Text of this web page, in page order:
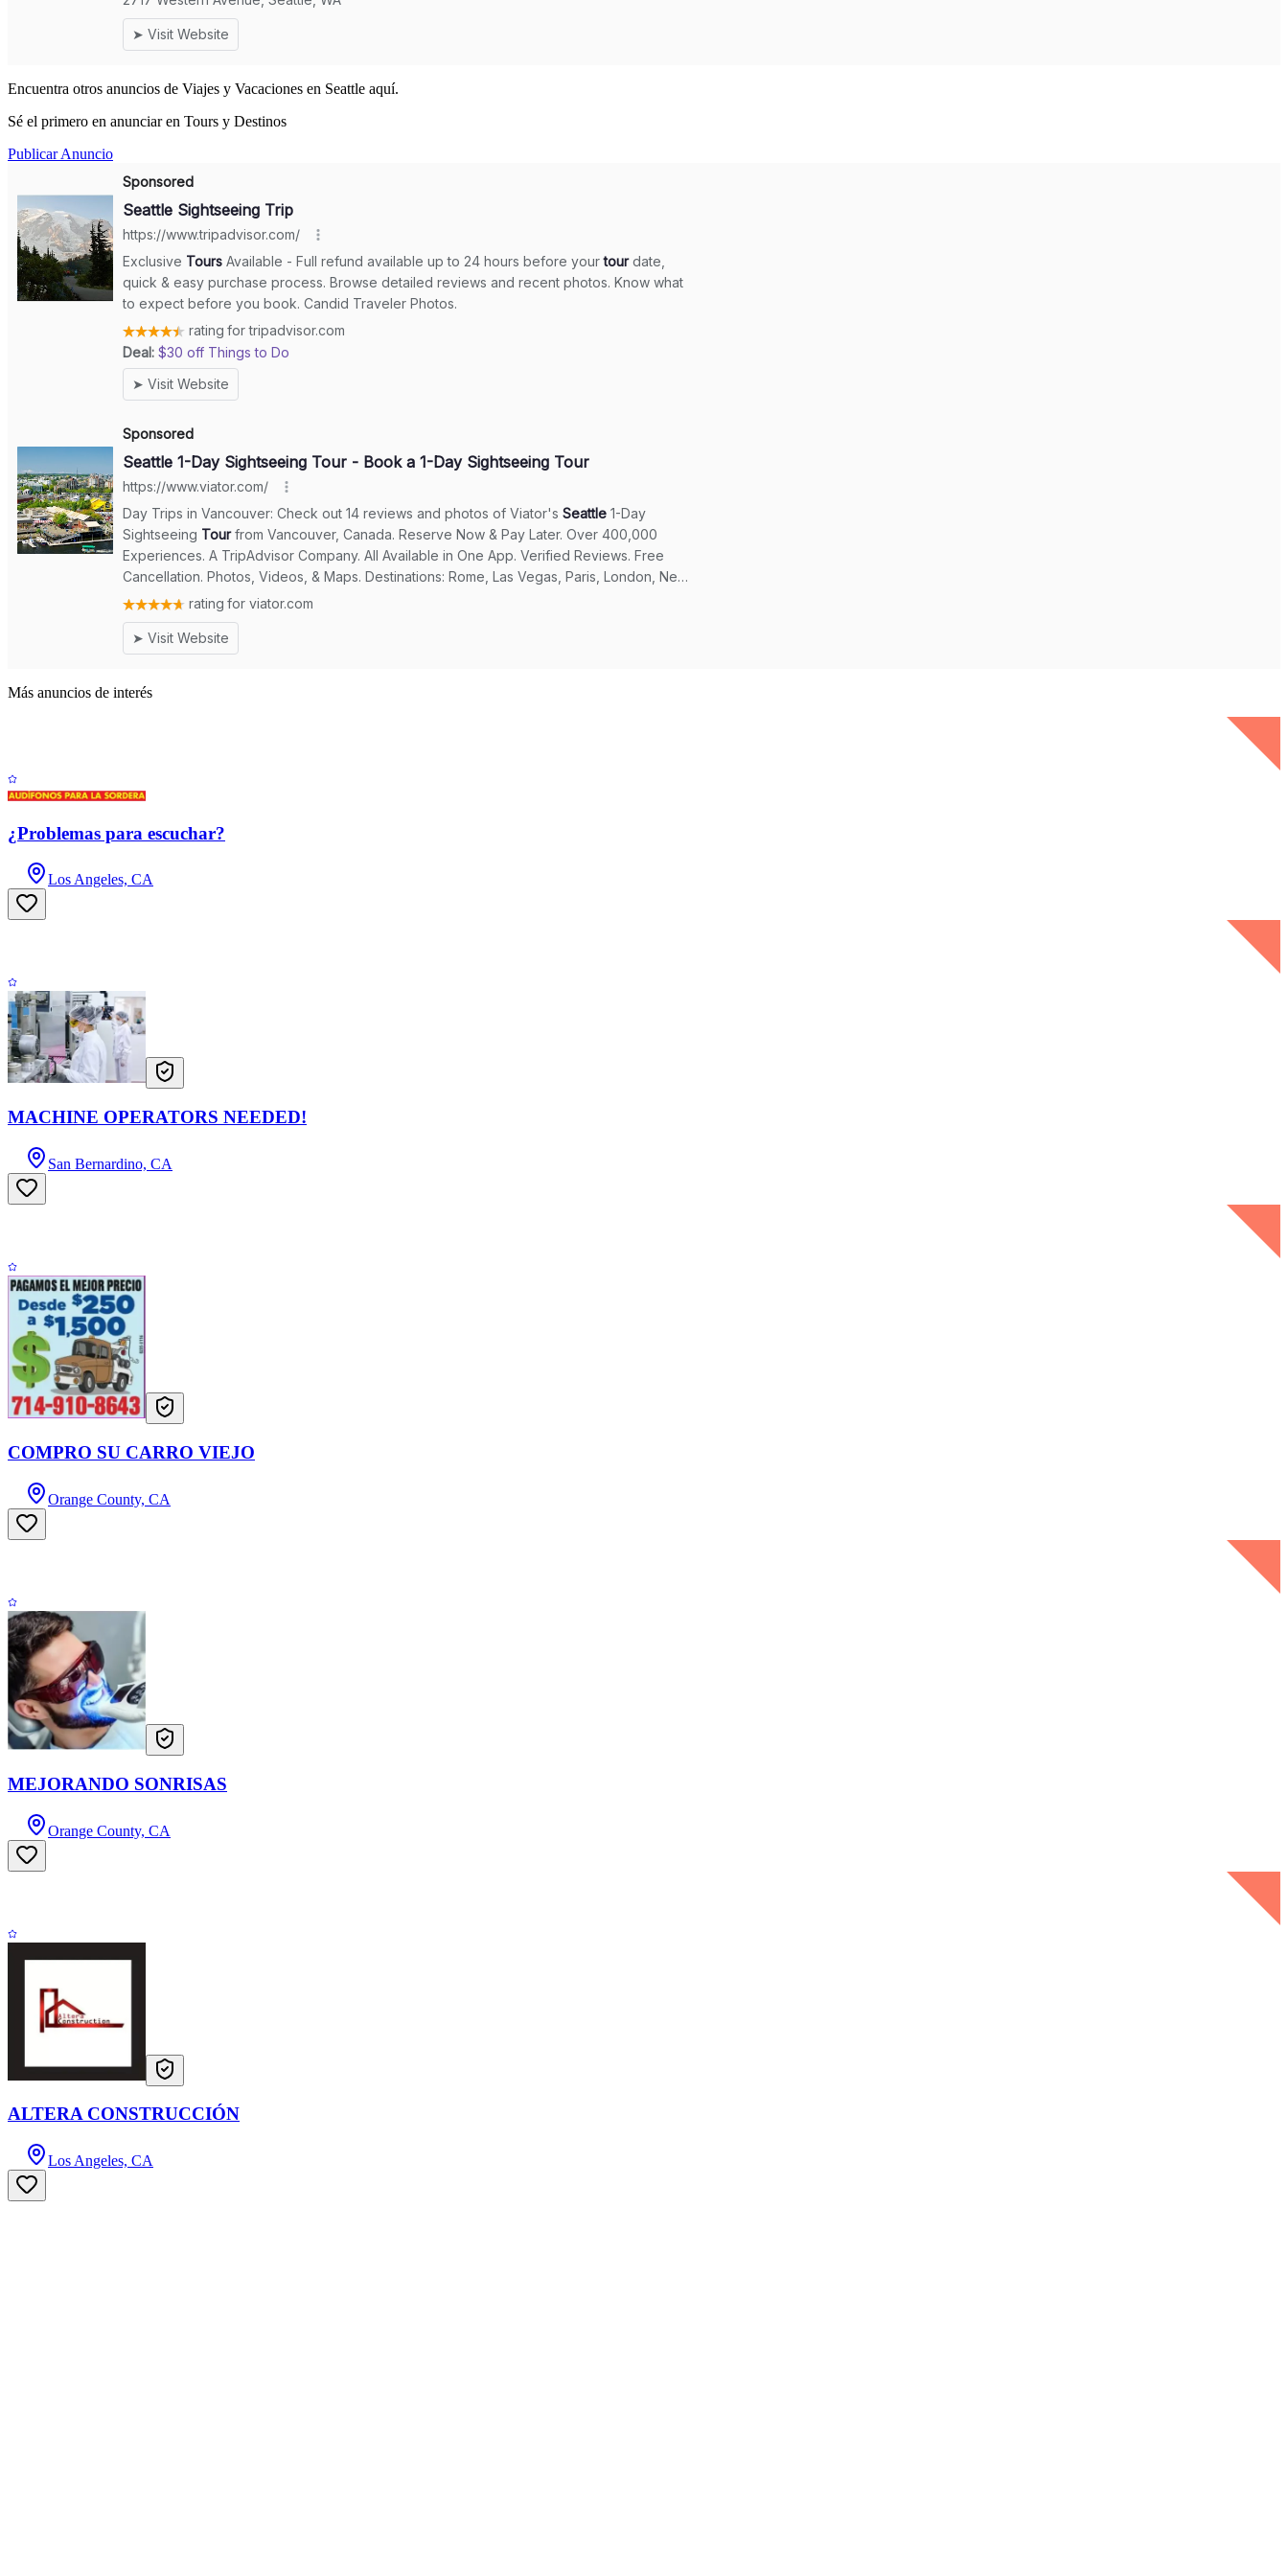
Encuentra otros anuncios de Viajes y Vacaciones en Seattle aquí.
Sé el primero en anunciar en Tours y Destinos
Publicar Anuncio
Más anuncios de interés
¿Problemas para escuchar?
Los Angeles, CA
MACHINE OPERATORS NEEDED!
San Bernardino, CA
COMPRO SU CARRO VIEJO
Orange County, CA
MEJORANDO SONRISAS
Orange County, CA
ALTERA CONSTRUCCIÓN
Los Angeles, CA